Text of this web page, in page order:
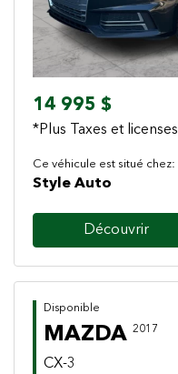
14 995 $
*Plus Taxes et licenses
Ce véhicule est situé chez:
Style Auto
Découvrir
Disponible
MAZDA 2017
CX-3